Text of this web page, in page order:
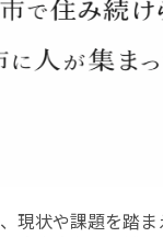
現状や課題を踏